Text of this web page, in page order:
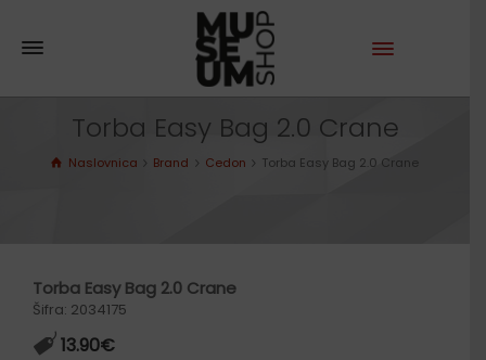
Torba Easy Bag 2.0 Crane
Naslovnica Brand Cedon Torba Easy Bag 2.0 Crane
Torba Easy Bag 2.0 Crane
Šifra: 2034175
13.90€